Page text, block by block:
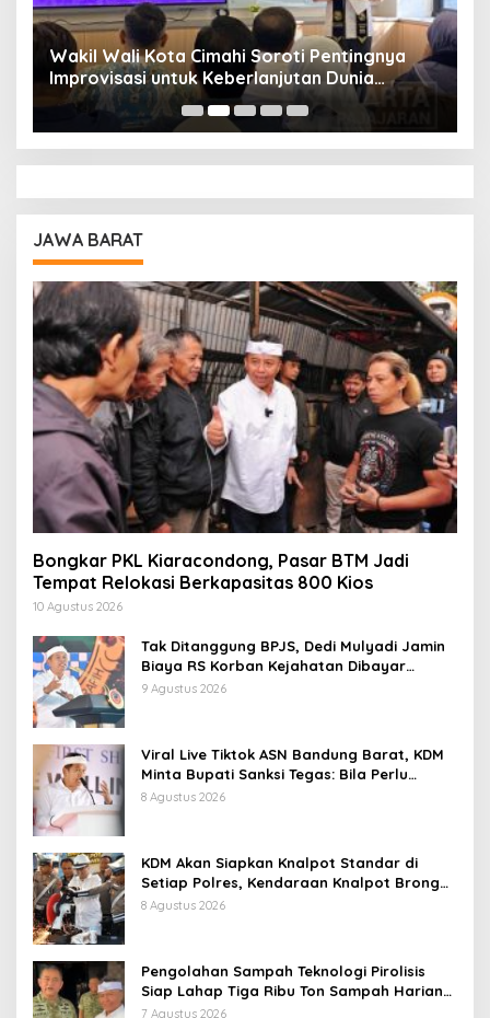
Wakil Wali Kota Cimahi Soroti Pentingnya
Improvisasi untuk Keberlanjutan Dunia
Pendidikan
JAWA BARAT
Bongkar PKL Kiaracondong, Pasar BTM Jadi
Tempat Relokasi Berkapasitas 800 Kios
10 Agustus 2026
Tak Ditanggung BPJS, Dedi Mulyadi Jamin
Biaya RS Korban Kejahatan Dibayar
Pemprov Jabar
9 Agustus 2026
Viral Live Tiktok ASN Bandung Barat, KDM
Minta Bupati Sanksi Tegas: Bila Perlu
Pemberhentian
8 Agustus 2026
KDM Akan Siapkan Knalpot Standar di
Setiap Polres, Kendaraan Knalpot Brong
Tertangkap Langsung Ganti
8 Agustus 2026
Pengolahan Sampah Teknologi Pirolisis
Siap Lahap Tiga Ribu Ton Sampah Harian
Jawa Barat
7 Agustus 2026